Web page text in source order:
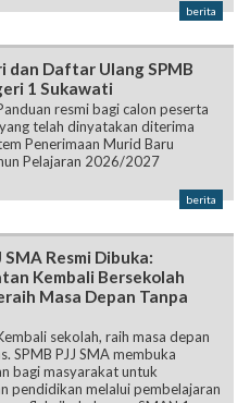
berita
dan Daftar Ulang SPMB
1 Sukawati
resmi bagi calon peserta
telah dinyatakan diterima
Penerimaan Murid Baru
Pelajaran 2026/2027
berita
SMA Resmi Dibuka:
Kembali Bersekolah
Masa Depan Tanpa
sekolah, raih masa depan
SPMB PJJ SMA membuka
bagi masyarakat untuk
pendidikan melalui pembelajaran